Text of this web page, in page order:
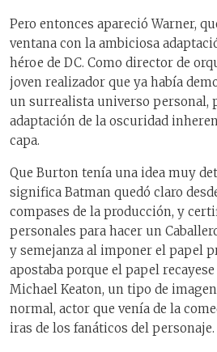
Pero entonces apareció Warner,
ventana con la ambiciosa
héroe de DC. Como director de
joven realizador que ya había
un surrealista universo personal,
adaptación de la oscuridad
capa.
Que Burton tenía una idea muy
significa Batman quedó claro
compases de la producción, y
personales para hacer un
y semejanza al imponer el papel
apostaba porque el papel
Michael Keaton, un tipo de
normal, actor que venía de la
iras de los fanáticos del personaje.